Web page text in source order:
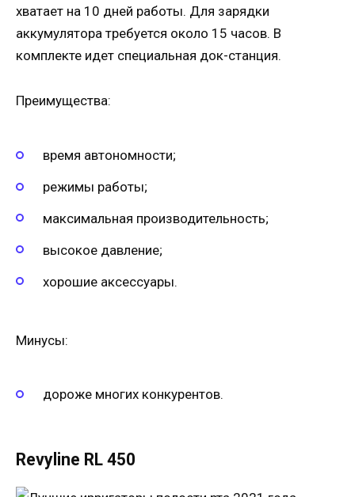
хватает на 10 дней работы. Для зарядки
аккумулятора требуется около 15 часов. В
комплекте идет специальная док-станция.
Преимущества:
время автономности;
режимы работы;
максимальная производительность;
высокое давление;
хорошие аксессуары.
Минусы:
дороже многих конкурентов.
Revyline RL 450